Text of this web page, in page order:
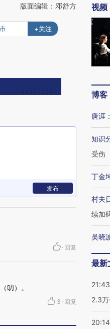
版面编辑：邓舒方
+关注
发布
· 回复
叨）。
3 · 回复
视频
博客
唐涯 ：
知识
受伤
丁金
村夫
续加
吴晓
最新
21:43
2.3
20:14